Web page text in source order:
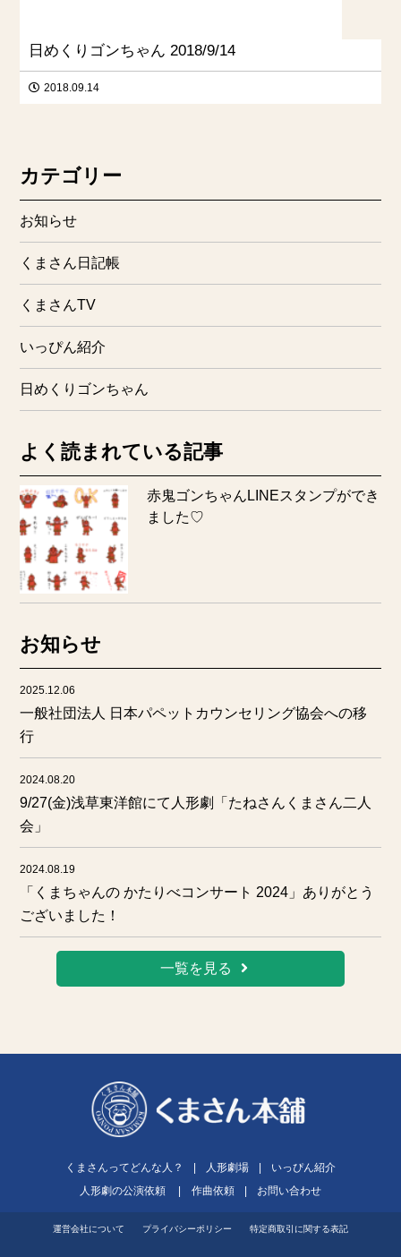
日めくりゴンちゃん 2018/9/14
2018.09.14
カテゴリー
お知らせ
くまさん日記帳
くまさんTV
いっぴん紹介
日めくりゴンちゃん
よく読まれている記事
赤鬼ゴンちゃんLINEスタンプができ
ました♡
お知らせ
2025.12.06
一般社団法人 日本パペットカウンセリング協会への移
行
2024.08.20
9/27(金)浅草東洋館にて人形劇「たねさんくまさん二人
会」
2024.08.19
「くまちゃんの かたりべコンサート 2024」ありがとう
ございました！
一覧を見る
くまさんってどんな人？ 人形劇場
いっぴん紹介
人形劇の公演依頼
作曲依頼 お問い合わせ
運営会社について プライバシーポリシー 特定商取引に関する表記